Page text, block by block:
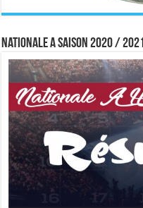
Nationale A saison 2020 / 2021